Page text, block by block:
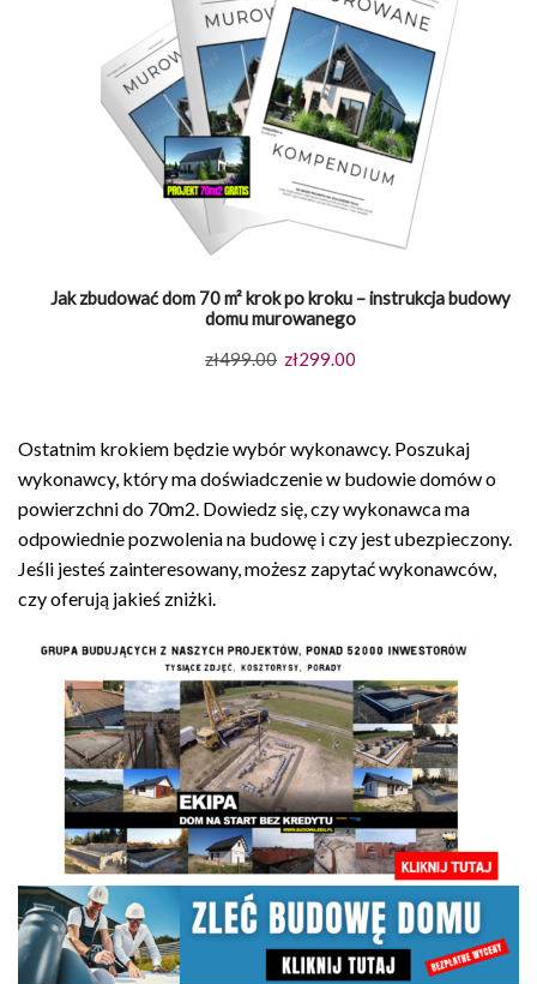
Jak zbudować dom 70 m² krok po kroku – instrukcja budowy
domu murowanego
zł499.00 Pierwotna
zł499.00.
zł299.00
zł299.00.
Ostatnim krokiem będzie wybór wykonawcy. Poszukaj
wykonawcy, który ma doświadczenie w budowie domów o
powierzchni do 70m2. Dowiedz się, czy wykonawca ma
odpowiednie pozwolenia na budowę i czy jest ubezpieczony.
Jeśli jesteś zainteresowany, możesz zapytać wykonawców,
czy oferują jakieś zniżki.